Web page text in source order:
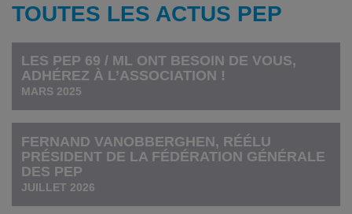
TOUTES LES ACTUS PEP
LES PEP 69 / ML ONT BESOIN DE VOUS,
ADHÉREZ À L’ASSOCIATION !
MARS 2025
FERNAND VANOBBERGHEN, RÉÉLU
PRÉSIDENT DE LA FÉDÉRATION GÉNÉRALE
DES PEP
JUILLET 2026